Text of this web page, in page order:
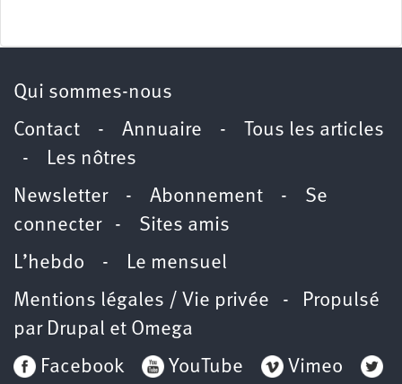
Qui sommes-nous
Contact - Annuaire -
Tous les articles
- Les nôtres
Newsletter- Abonnement - Se
connecter- Sites amis
L’hebdo - Le mensuel
Mentions légales / Vie privée - Propulsé
par Drupal et Omega
Facebook
YouTube Vimeo